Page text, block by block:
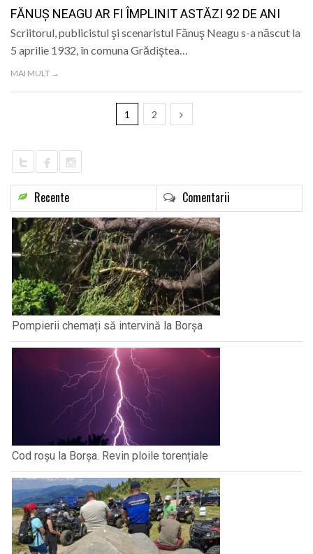
FĂNUȘ NEAGU AR FI ÎMPLINIT ASTĂZI 92 DE ANI
Scriitorul, publicistul şi scenaristul Fănuş Neagu s-a născut la
5 aprilie 1932, în comuna Grădiştea…
MAI MULT →
1 2
Recente Comentarii
Pompierii chemați să intervină la Borșa
Cod roșu la Borșa. Revin ploile torențiale